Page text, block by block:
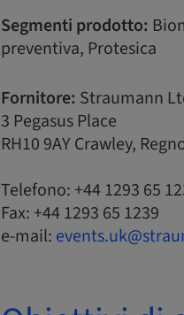
Segmenti prodotto:
preventiva, Protesica
Fornitore: Straumann
3 Pegasus Place
RH10 9AY Crawley,
Telefono: +44 1293 65
Fax: +44 1293 65 1239
e-mail: